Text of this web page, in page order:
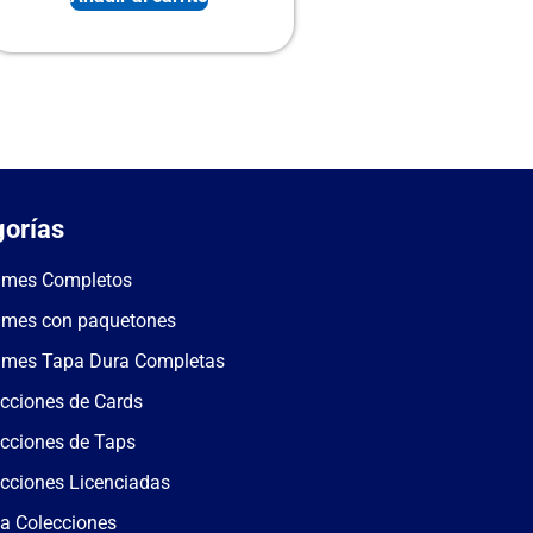
Completos
con paquetones
Tapa Dura Completas
de Cards
de Taps
Licenciadas
Colecciones